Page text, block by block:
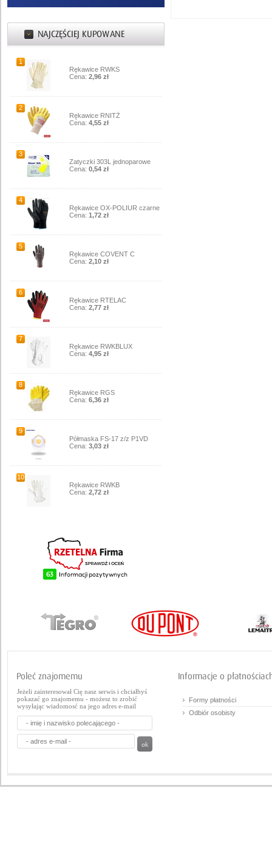
1
Rękawice RWKS
Cena: 2,96 zł
2
Rękawice RNITŻ
Cena: 4,55 zł
3
Zatyczki 303L jednoparowe
Cena: 0,54 zł
4
Rękawice OX-POLIUR czarne
Cena: 1,72 zł
5
Rękawice COVENT C
Cena: 2,10 zł
6
Rękawice RTELAC
Cena: 2,77 zł
7
Rękawice RWKBLUX
Cena: 4,95 zł
8
Rękawice RGS
Cena: 6,36 zł
9
Półmaska FS-17 z/z P1VD
Cena: 3,03 zł
10
Rękawice RWKB
Cena: 2,72 zł
Jeżeli zainteresował Cię nasz serwis i chciałbyś
pokazać go znajomemu - możesz to zrobić
wysyłając wiadomosć na jego adres e-mail
Formy płatności
Odbiór osobisty